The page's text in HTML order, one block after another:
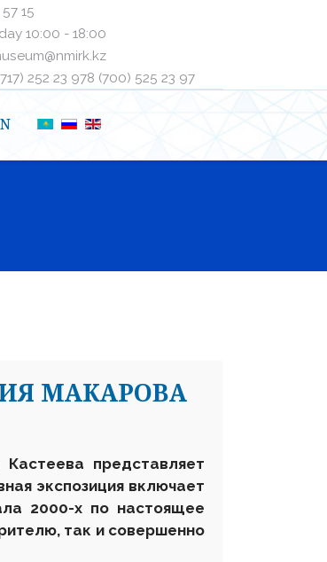
15
10:00 - 18:00
252 23 97ㅤㅤ8 (700) 525 23 97
МАКАРОВА
представляет
экспозиция включает
2000-х по настоящее
так и совершенно